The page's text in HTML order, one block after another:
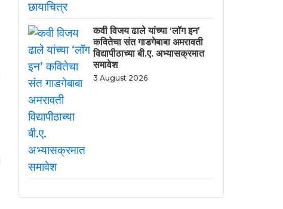
कवी विजय ढाले यांच्या ‘लॉग इन’
कवितेचा संत गाडगेबाबा अमरावती
विद्यापीठाच्या बी.ए. अभ्यासक्रमात
समावेश
3 August 2026